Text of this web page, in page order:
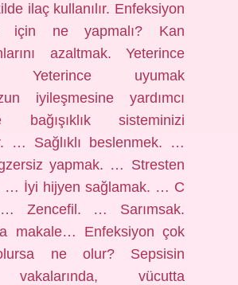
ilaç kullanılır. Enfeksiyon
için ne yapmalı? Kan
azaltmak. Yeterince
Yeterince uyumak
iyileşmesine yardımcı
sisteminizi
… Sağlıklı beslenmek. …
yapmak. … Stresten
… İyi hijyen sağlamak. … C
Zencefil. … Sarımsak.
makale… Enfeksiyon çok
ne olur? Sepsisin
vücutta